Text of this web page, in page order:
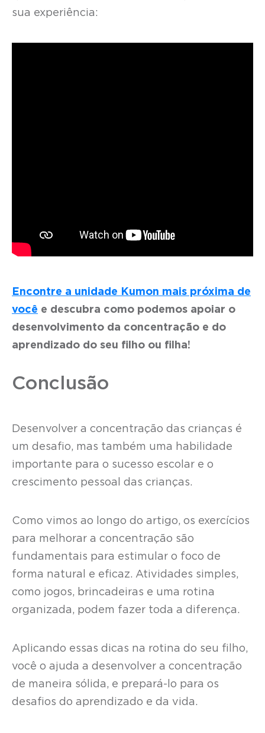
sua experiência:
Encontre a unidade Kumon mais próxima de
você e descubra como podemos apoiar o
desenvolvimento da concentração e do
aprendizado do seu filho ou filha!
Conclusão
Desenvolver a concentração das crianças é
um desafio, mas também uma habilidade
importante para o sucesso escolar e o
crescimento pessoal das crianças.
Como vimos ao longo do artigo, os exercícios
para melhorar a concentração são
fundamentais para estimular o foco de
forma natural e eficaz. Atividades simples,
como jogos, brincadeiras e uma rotina
organizada, podem fazer toda a diferença.
Aplicando essas dicas na rotina do seu filho,
você o ajuda a desenvolver a concentração
de maneira sólida, e prepará-lo para os
desafios do aprendizado e da vida.